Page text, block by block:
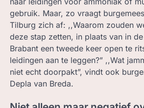
gebruik. Maar, zo vraagt
Tilburg zich af: ,,Waarom zouden
deze stap zetten, in plaats van in
Brabant een tweede keer open te
leidingen aan te leggen?” ,,Wat
niet echt doorpakt”, vindt ook
Depla van Breda.